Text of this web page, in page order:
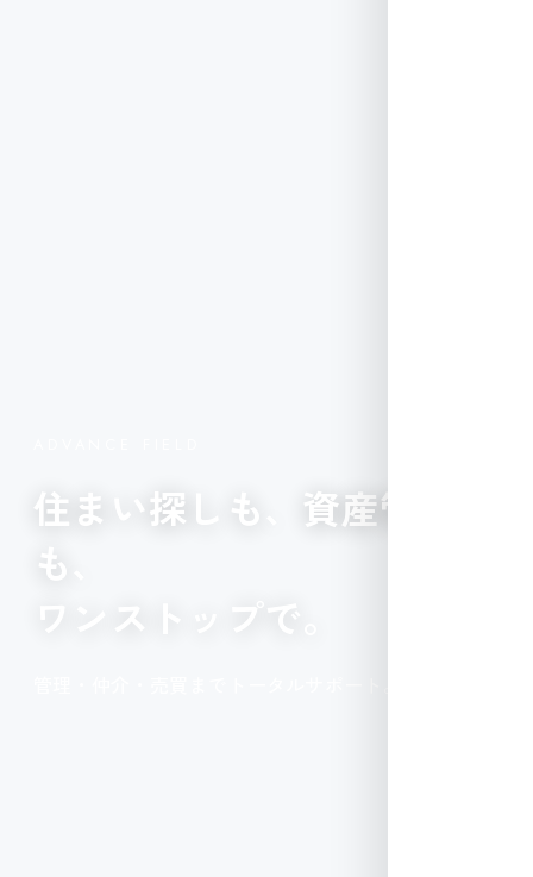
住まい探しも、資産管理
も、